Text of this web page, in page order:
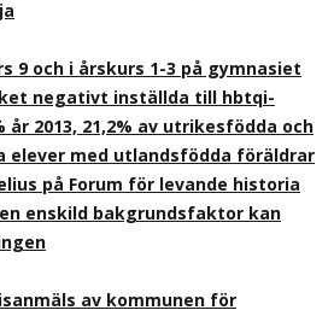
9 och i årskurs 1-3 på gymnasiet
negativt inställda till hbtqi-
år 2013, 21,2% av utrikesfödda och
elever med utlandsfödda föräldrar
på Forum för levande historia
enskild bakgrundsfaktor kan
av kommunen för